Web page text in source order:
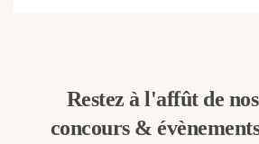
Restez à l'affût de
concours &